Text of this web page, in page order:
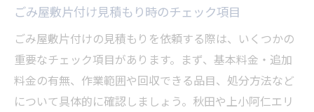
ごみ屋敷片付け見積もり時のチェック項目
ごみ屋敷片付けの見積もりを依頼する際は、いくつかの
重要なチェック項目があります。まず、基本料金・追加
料金の有無、作業範囲や回収できる品目、処分方法など
について具体的に確認しましょう。秋田や上小阿仁エリ